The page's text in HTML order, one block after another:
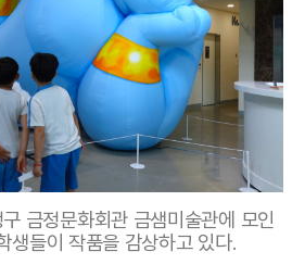
금정문화회관 금샘미술관에 모인
생들이 작품을 감상하고 있다.